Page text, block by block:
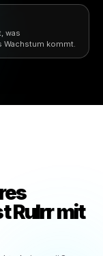
Stunden mit
wurden.